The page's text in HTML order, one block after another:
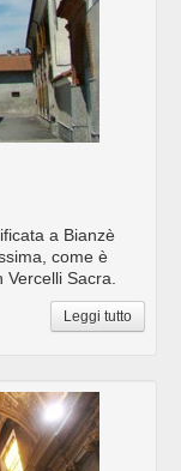
a Bianzè
come è
Vercelli Sacra.
Leggi tutto